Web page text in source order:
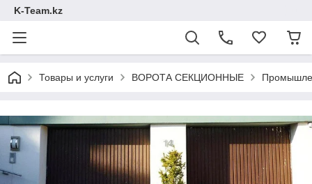
K-Team.kz
Товары и услуги ВОРОТА СЕКЦИОННЫЕ